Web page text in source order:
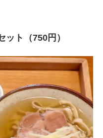
ット（750円）